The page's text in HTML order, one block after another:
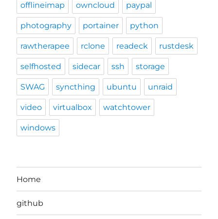
offlineimap owncloud paypal
photography portainer python
rawtherapee rclone readeck rustdesk
selfhosted sidecar ssh storage
SWAG syncthing ubuntu unraid
video virtualbox watchtower
windows
Home
github